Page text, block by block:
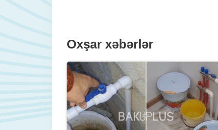
Oxşar xəbərlər